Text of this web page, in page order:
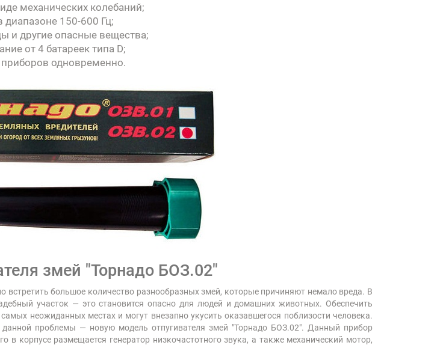
механических колебаний;
диапазоне 150-600 Гц;
и другие опасные вещества;
от 4 батареек типа D;
одновременно.
змей "Торнадо БОЗ.02"
большое количество разнообразных змей, которые причиняют немало вреда. В
участок — это становится опасно для людей и домашних животных. Обеспечить
неожиданных местах и могут внезапно укусить оказавшегося поблизости человека.
данной проблемы — новую модель отпугивателя змей "Торнадо БОЗ.02". Данный прибор
в корпусе размещается генератор низкочастотного звука, а также механический мотор,